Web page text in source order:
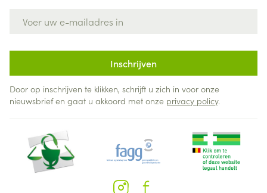
Inschrijven
Door op inschrijven te klikken, schrijft u zich in voor onze
nieuwsbrief en gaat u akkoord met onze privacy policy.